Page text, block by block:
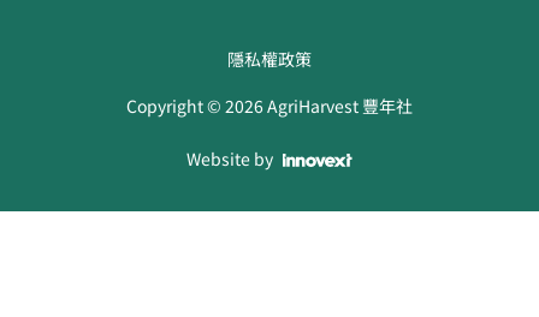
隱私權政策
Copyright ©2026AgriHarvest 豐年社
Website by